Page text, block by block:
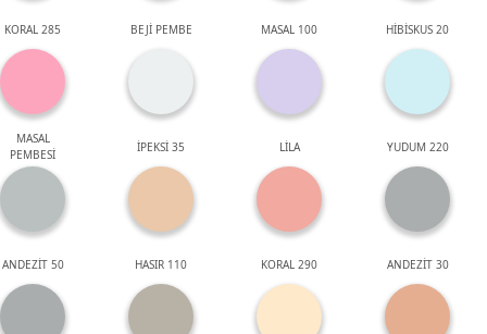
KORAL 285 BEJİ PEMBE MASAL 100 HİBİSKUS 20
MASAL
PEMBESİ
İPEKSİ 35 LİLA YUDUM 220
ANDEZİT 50 HASIR 110 KORAL 290 ANDEZİT 30